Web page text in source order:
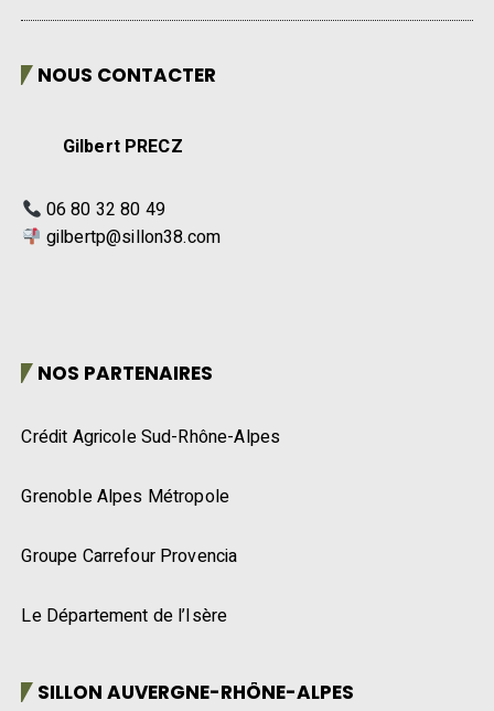
NOUS CONTACTER
Gilbert PRECZ
06 80 32 80 49
gilbertp@sillon38.com
NOS PARTENAIRES
Crédit Agricole Sud-Rhône-Alpes
Grenoble Alpes Métropole
Groupe Carrefour Provencia
Le Département de l’Isère
SILLON AUVERGNE-RHÔNE-ALPES